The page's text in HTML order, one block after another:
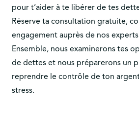
pour t’aider à te libérer de tes
Réserve ta consultation gratuite,
engagement auprès de nos
Ensemble, nous examinerons tes
de dettes et nous préparerons un
reprendre le contrôle de ton
stress.